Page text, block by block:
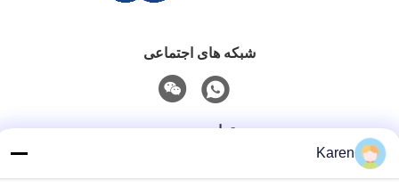
شبکه های اجتماعی
تماس سریع
تلفن
Karen